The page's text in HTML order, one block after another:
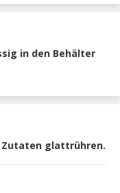
in den Behälter
Zutaten glattrühren.